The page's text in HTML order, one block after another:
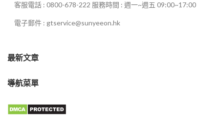
客服電話 : 0800-678-222 服務時間 : 週一~週五 09:00~17:00
電子郵件 : gtservice@sunyeeon.hk
最新文章
導航菜單